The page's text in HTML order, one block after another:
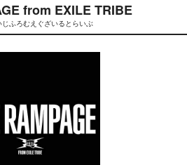
M
t
e
from EXILE TRIBE
じふろむえぐざいるとらいぶ